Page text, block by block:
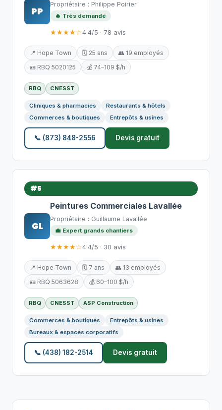
PP
Propriétaire : Philippe Poirier
🔥 Très demandé
★★★★☆4.4/5 · 78 avis
📍 Hope Town 🗓️ 25 ans
👥 19 employés
🪪 RBQ 5020125
💰 74–109 $/h
RBQ CNESST
Cliniques & pharmacies
Restaurants & hôtels
Commerces & boutiques
Entrepôts & usines
📞 (873) 848-2556 Devis gratuit
#5
GL
Peintures Commerciales Lavallée
Propriétaire : Guillaume Lavallée
💼 Expert grands chantiers
★★★★☆4.4/5 · 30 avis
📍 Hope Town 🗓️ 7 ans
👥 13 employés
🪪 RBQ 5063628
💰 60–100 $/h
RBQ CNESST ASP Construction
Commerces & boutiques
Entrepôts & usines
Bureaux & espaces corporatifs
📞 (438) 182-2514 Devis gratuit